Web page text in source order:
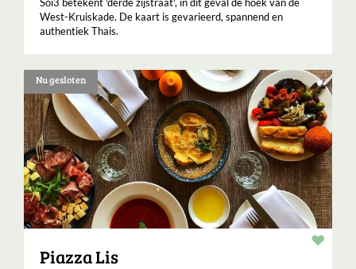
West-Kruiskade. De kaart is gevarieerd, spannend en
authentiek Thais.
Nu gesloten
Piazza Lis